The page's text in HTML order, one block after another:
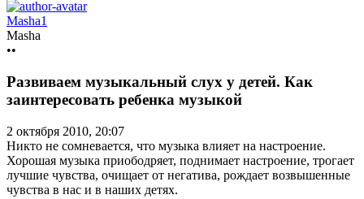
Masha1
Masha
••
Развиваем музыкальный слух у детей. Как
заинтересовать ребенка музыкой
2 октября 2010, 20:07
Никто не сомневается, что музыка влияет на настроение.
Хорошая музыка приободряет, поднимает настроение, трогает
лучшие чувства, очищает от негатива, рождает возвышенные
чувства в нас и в наших детях.